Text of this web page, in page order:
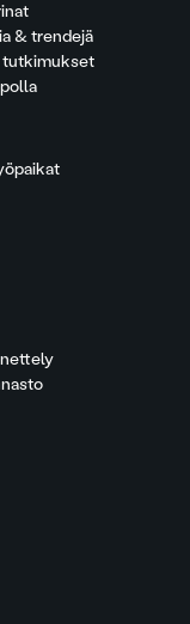
& trendejä
tutkimukset